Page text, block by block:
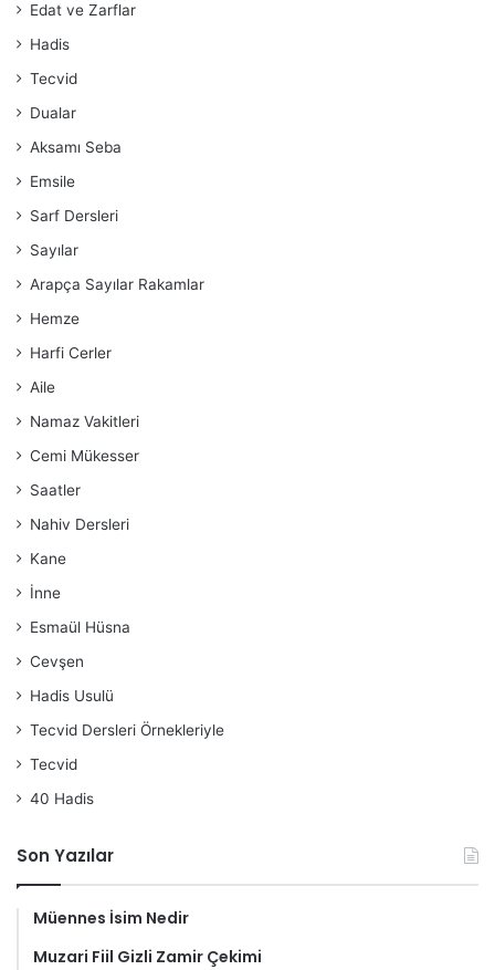
Edat ve Zarflar
Hadis
Tecvid
Dualar
Aksamı Seba
Emsile
Sarf Dersleri
Sayılar
Arapça Sayılar Rakamlar
Hemze
Harfi Cerler
Aile
Namaz Vakitleri
Cemi Mükesser
Saatler
Nahiv Dersleri
Kane
İnne
Esmaül Hüsna
Cevşen
Hadis Usulü
Tecvid Dersleri Örnekleriyle
Tecvid
40 Hadis
Son Yazılar
Müennes İsim Nedir
Muzari Fiil Gizli Zamir Çekimi